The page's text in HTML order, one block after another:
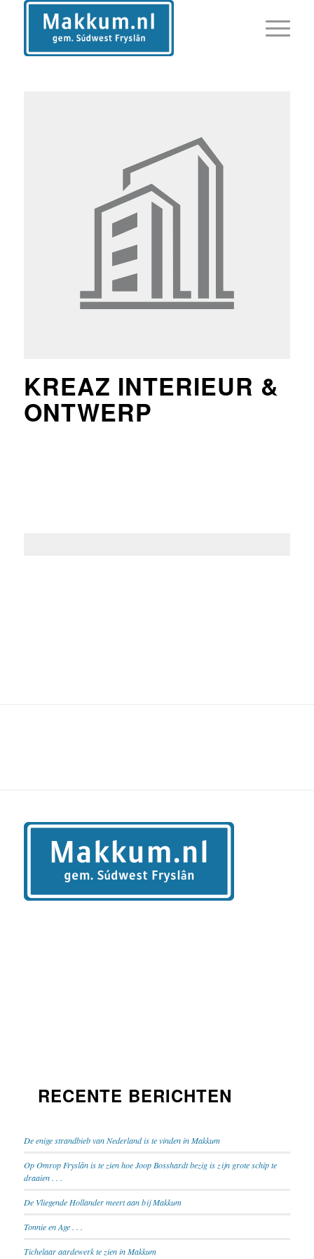
KREAZ INTERIEUR &
ONTWERP
RECENTE BERICHTEN
De enige strandbieb van Nederland is te vinden in Makkum
Op Omrop Fryslân is te zien hoe Joop Bosshardt bezig is zijn grote schip te
draaien . . .
De Vliegende Hollander meert aan bij Makkum
Tonnie en Age . . .
Tichelaar aardewerk te zien in Makkum